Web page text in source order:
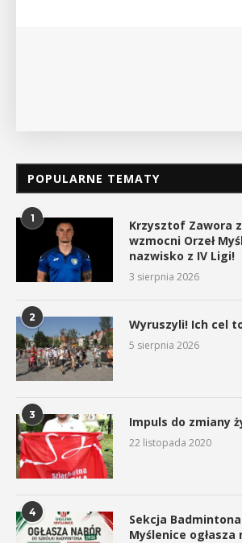
POPULARNE TEMATY
1
Krzysztof Zawora
wzmocni Orzeł
nazwisko z IV Ligi!
3 sierpnia 2026
2 Wyruszyli! Ich cel
5 sierpnia 2026
3 Impuls do zmiany
22 listopada 2020
4
Sekcja
Myślenice ogłasza